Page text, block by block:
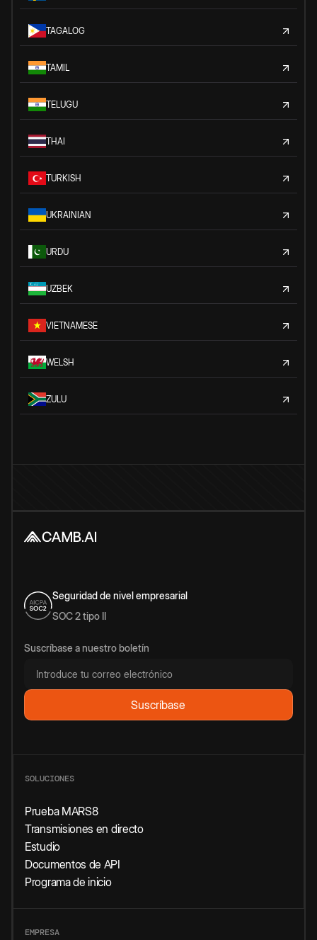
TAGALOG
TAMIL
TELUGU
THAI
TURKISH
UKRAINIAN
URDU
UZBEK
VIETNAMESE
WELSH
ZULU
Seguridad de nivel empresarial
SOC 2 tipo II
Suscríbase a nuestro boletín
SOLUCIONES
Prueba MARS8
Transmisiones en directo
Estudio
Documentos de API
Programa de inicio
EMPRESA